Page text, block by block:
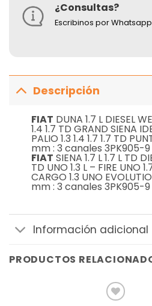
¿Consultas?
Escribinos por Whatsapp
Descripción
FIAT DUNA 1.7 L DIESEL
1.4 1.7 TD GRAND SIENA
PALIO 1.3 1.4 1.7 1.7 TD
mm : 3 canales 3PK905-9
FIAT SIENA 1.7 L 1.7 L TD
TD UNO 1.3 L – FIRE UNO
CARGO 1.3 UNO
mm : 3 canales 3PK905-9
Información adicional
PRODUCTOS